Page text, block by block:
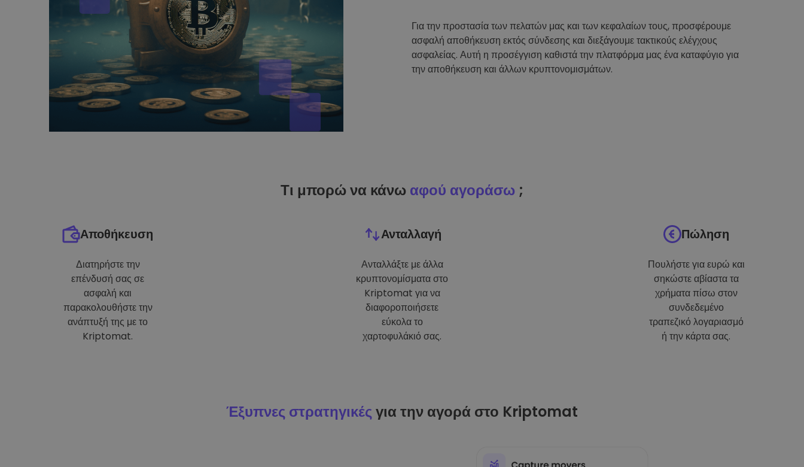
Για την προστασία των πελατών μας και των κεφαλαίων τους, προσφέρουμε
ασφαλή αποθήκευση εκτός σύνδεσης και διεξάγουμε τακτικούς ελέγχους
ασφαλείας. Αυτή η προσέγγιση καθιστά την πλατφόρμα μας ένα καταφύγιο για
την αποθήκευση και άλλων κρυπτονομισμάτων.
Τι μπορώ να κάνω αφού αγοράσω ;
Αποθήκευση
Διατηρήστε την
επένδυσή σας σε
ασφαλή και
παρακολουθήστε την
ανάπτυξή της με το
Kriptomat.
Ανταλλαγή
Ανταλλάξτε με άλλα
κρυπτονομίσματα στο
Kriptomat για να
διαφοροποιήσετε
εύκολα το
χαρτοφυλάκιό σας.
Πώληση
Πουλήστε για ευρώ και
σηκώστε αβίαστα τα
χρήματα πίσω στον
συνδεδεμένο
τραπεζικό λογαριασμό
ή την κάρτα σας.
Έξυπνες στρατηγικέςγια την αγορά στο Kriptomat